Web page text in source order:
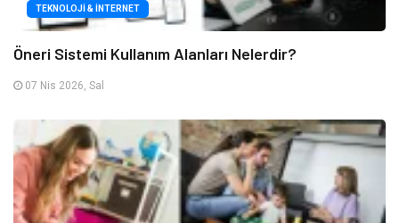
TEKNOLOJI & İNTERNET
Öneri Sistemi Kullanım Alanları Nelerdir?
07 Nis 2026, Sal